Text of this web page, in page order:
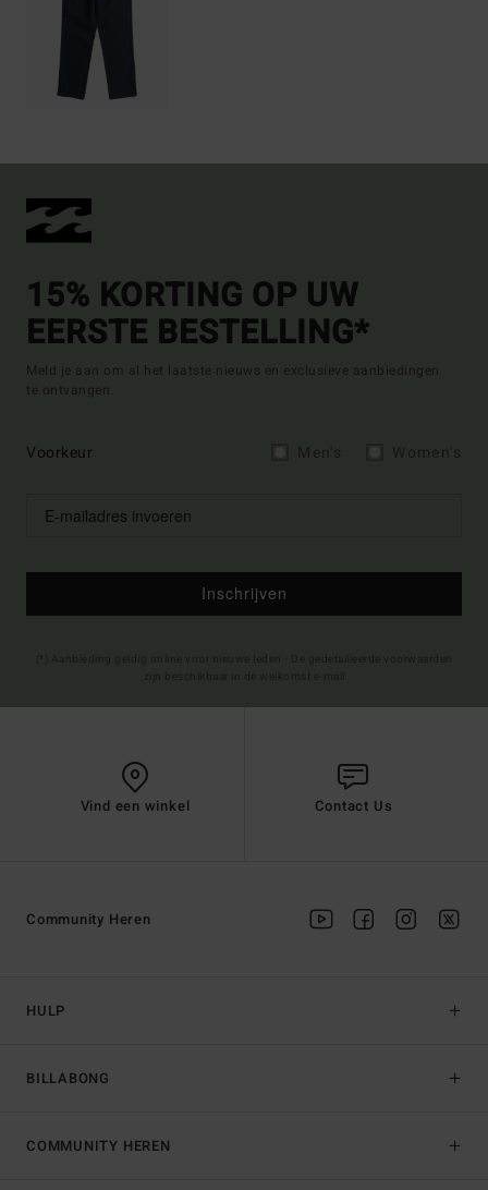
15% KORTING OP UW
EERSTE BESTELLING*
Meld je aan om al het laatste nieuws en exclusieve aanbiedingen
te ontvangen.
Voorkeur
Inschrijven
Vind een winkel Contact Us
HULP
BILLABONG
Community Heren
COMMUNITY HEREN